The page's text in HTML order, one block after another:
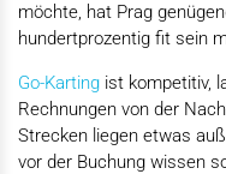
möchte, hat Prag
hundertprozentig fit sein
Go-Karting ist kompetitiv,
Rechnungen von der
Strecken liegen etwas
vor der Buchung wissen